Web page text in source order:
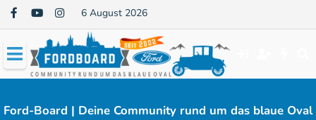
6 August 2026
Ford-Board | Deine Community rund um das blaue Oval